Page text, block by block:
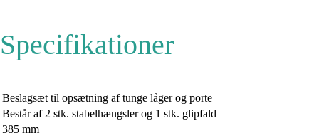
Specifikationer
Beslagsæt til opsætning af tunge låger og porte
Består af 2 stk. stabelhængsler og 1 stk. glipfald
385 mm